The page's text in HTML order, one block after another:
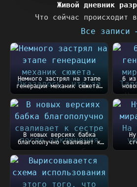
Живой дневник
Что сейчас происходит
Все записи
Немного застрял на этапе
генерации механик сюжета.
Оказалось, чт...
6 из
В новых версиях бабка
благополучно сваливает к
сестре после закл...